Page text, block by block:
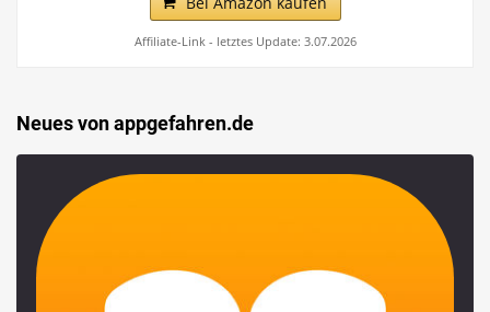
Affiliate-Link - letztes Update: 3.07.2026
Neues von appgefahren.de